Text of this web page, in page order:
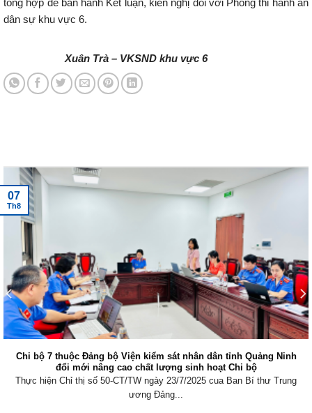
dân sự khu vực 6.
Xuân Trà – VKSND khu vực 6
Chi bộ 7 thuộc Đảng bộ Viện kiểm sát nhân dân tỉnh Quảng Ninh
đổi mới nâng cao chất lượng sinh hoạt Chi bộ
Thực hiện Chỉ thị số 50-CT/TW ngày 23/7/2025 cua Ban Bí thư Trung
ương Đảng...
07
Th8